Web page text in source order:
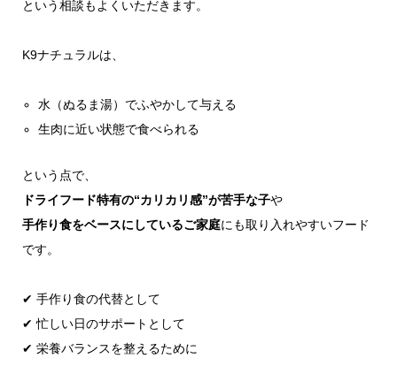
という相談もよくいただきます。
K9ナチュラルは、
水（ぬるま湯）でふやかして与える
生肉に近い状態で食べられる
という点で、
ドライフード特有の“カリカリ感”が苦手な子や
手作り食をベースにしているご家庭にも取り入れやすいフード
です。
✔ 手作り食の代替として
✔ 忙しい日のサポートとして
✔ 栄養バランスを整えるために